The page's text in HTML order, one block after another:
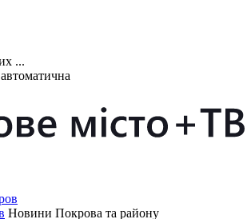
...
автоматична
Новини Покрова та району